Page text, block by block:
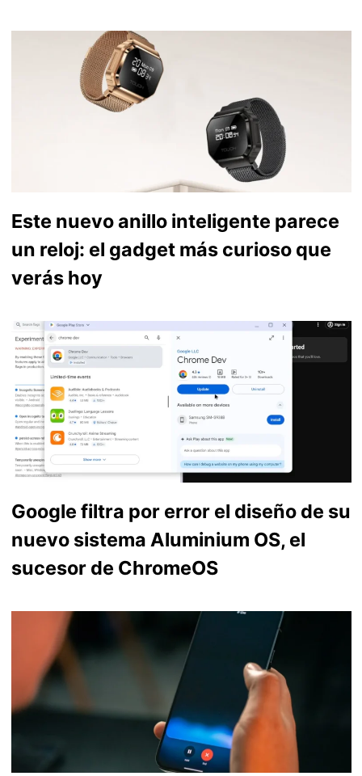
Este nuevo anillo inteligente parece
un reloj: el gadget más curioso que
verás hoy
Google filtra por error el diseño de su
nuevo sistema Aluminium OS, el
sucesor de ChromeOS